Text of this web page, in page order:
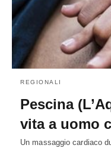
REGIONALI
Pescina
vita a uomo
Un massaggio cardiaco